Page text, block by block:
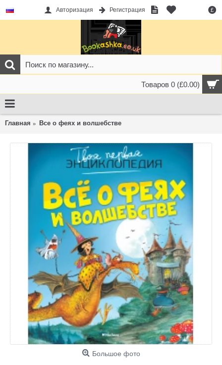
£
Авторизация Регистрация
Товаров 0 (£0.00)
Главная Все о феях и волшебстве
Большое фото